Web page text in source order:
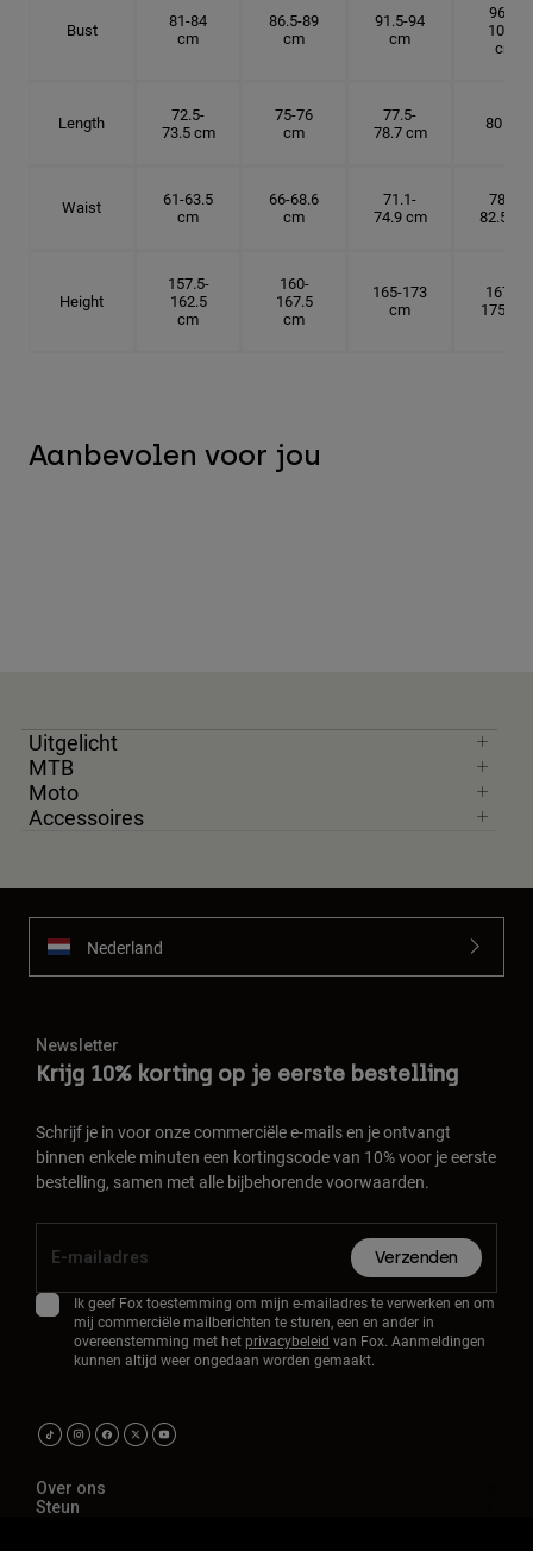
Bust
81-84
cm
86.5-89
cm
91.5-94
cm
96.5-
101.5
cm
Length
72.5-
73.5 cm
75-76
cm
77.5-
78.7 cm
80 cm
Waist
61-63.5
cm
66-68.6
cm
71.1-
74.9 cm
78.7-
82.5 cm
Height
157.5-
162.5
cm
160-
167.5
cm
165-173
cm
167.5-
175 cm
Aanbevolen voor jou
Uitgelicht
MTB
Moto
Accessoires
Nederland
Newsletter
Krijg 10% korting op je eerste bestelling
Schrijf je in voor onze commerciële e-mails en je ontvangt
binnen enkele minuten een kortingscode van 10% voor je eerste
bestelling, samen met alle bijbehorende voorwaarden.
Verzenden
Ik geef Fox toestemming om mijn e-mailadres te verwerken en om
mij commerciële mailberichten te sturen, een en ander in
overeenstemming met het privacybeleid van Fox. Aanmeldingen
kunnen altijd weer ongedaan worden gemaakt.
Over ons
Steun